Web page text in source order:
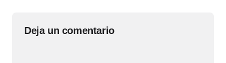
Deja un comentario